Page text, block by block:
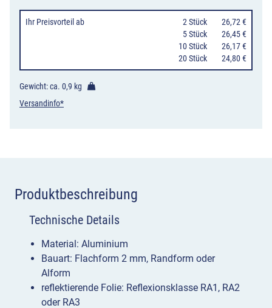
Züge,
die
nicht
schneller
Ihr Preisvorteil ab 2 Stück
26,72 €
5 Stück
26,45 €
10 Stück
26,17 €
20 Stück
24,80 €
Gewicht: ca. 0,9 kg
Versandinfo*
Produktbeschreibung
Technische Details
Material: Aluminium
Bauart: Flachform 2 mm, Randform oder
Alform
reflektierende Folie: Reflexionsklasse RA1, RA2
oder RA3